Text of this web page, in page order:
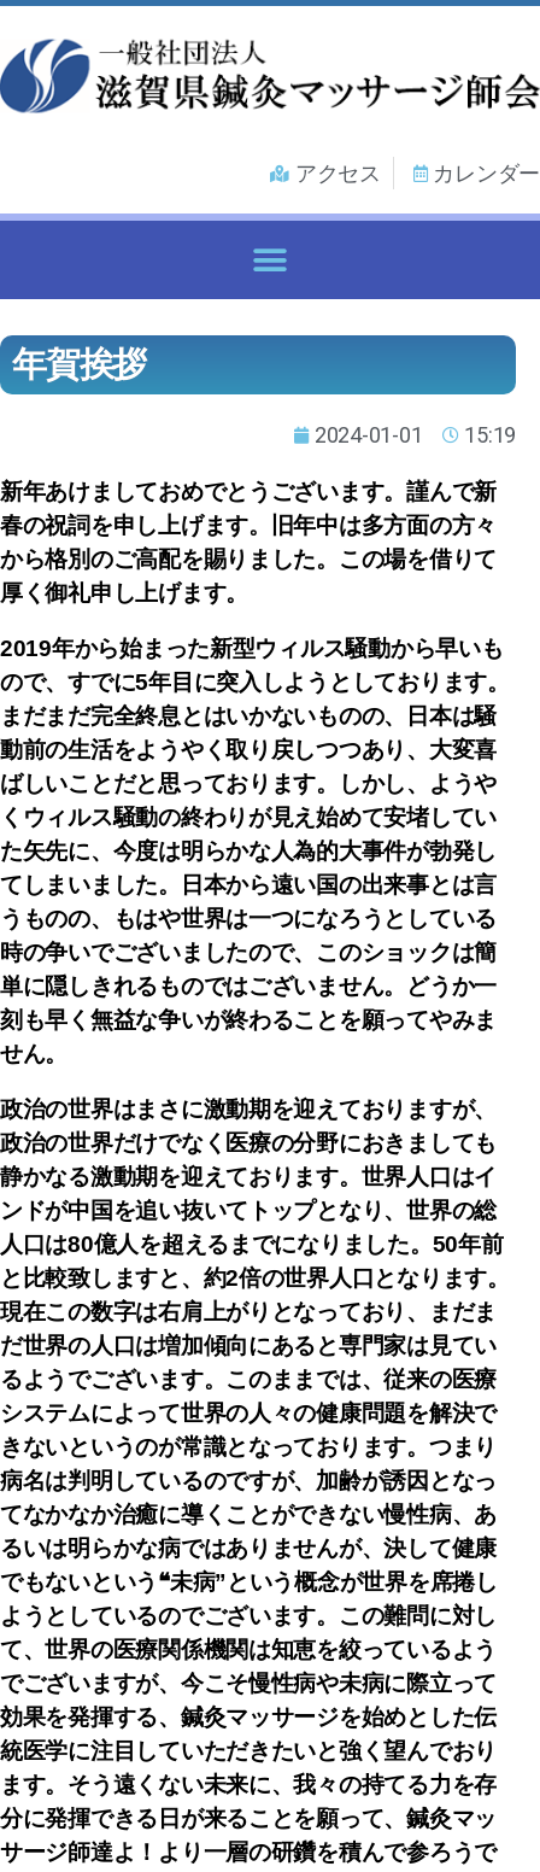
アクセス カレンダー
年賀挨拶
2024-01-01 15:19
新年あけましておめでとうございます。謹んで新
春の祝詞を申し上げます。旧年中は多方面の方々
から格別のご高配を賜りました。この場を借りて
厚く御礼申し上げます。
2019年から始まった新型ウィルス騒動から早いも
ので、すでに5年目に突入しようとしております。
まだまだ完全終息とはいかないものの、日本は騒
動前の生活をようやく取り戻しつつあり、大変喜
ばしいことだと思っております。しかし、ようや
くウィルス騒動の終わりが見え始めて安堵してい
た矢先に、今度は明らかな人為的大事件が勃発し
てしまいました。日本から遠い国の出来事とは言
うものの、もはや世界は一つになろうとしている
時の争いでございましたので、このショックは簡
単に隠しきれるものではございません。どうか一
刻も早く無益な争いが終わることを願ってやみま
せん。
政治の世界はまさに激動期を迎えておりますが、
政治の世界だけでなく医療の分野におきましても
静かなる激動期を迎えております。世界人口はイ
ンドが中国を追い抜いてトップとなり、世界の総
人口は80億人を超えるまでになりました。50年前
と比較致しますと、約2倍の世界人口となります。
現在この数字は右肩上がりとなっており、まだま
だ世界の人口は増加傾向にあると専門家は見てい
るようでございます。このままでは、従来の医療
システムによって世界の人々の健康問題を解決で
きないというのが常識となっております。つまり
病名は判明しているのですが、加齢が誘因となっ
てなかなか治癒に導くことができない慢性病、あ
るいは明らかな病ではありませんが、決して健康
でもないという❝未病”という概念が世界を席捲し
ようとしているのでございます。この難問に対し
て、世界の医療関係機関は知恵を絞っているよう
でございますが、今こそ慢性病や未病に際立って
効果を発揮する、鍼灸マッサージを始めとした伝
統医学に注目していただきたいと強く望んでおり
ます。そう遠くない未来に、我々の持てる力を存
分に発揮できる日が来ることを願って、鍼灸マッ
サージ師達よ！より一層の研鑽を積んで参ろうで